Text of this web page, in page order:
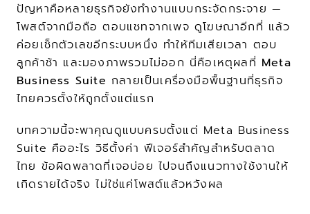
ปัญหาคือหลายธุรกิจยังทำงานแบบกระจัดกระจาย —
โพสต์จากมือถือ ตอบแชทจากเพจ ดูโฆษณาอีกที่ แล้ว
ค่อยเช็กตัวเลขอีกระบบหนึ่ง ทำให้ทีมเสียเวลา ตอบ
ลูกค้าช้า และมองภาพรวมไม่ออก นี่คือเหตุผลที่ Meta
Business Suite กลายเป็นเครื่องมือพื้นฐานที่ธุรกิจ
ไทยควรตั้งให้ถูกตั้งแต่แรก
บทความนี้จะพาคุณดูแบบครบตั้งแต่ Meta Business
Suite คืออะไร วิธีตั้งค่า ฟีเจอร์สำคัญสำหรับตลาด
ไทย ข้อผิดพลาดที่เจอบ่อย ไปจนถึงแนวทางใช้งานให้
เกิดรายได้จริง ไม่ใช่แค่โพสต์แล้วหวังผล